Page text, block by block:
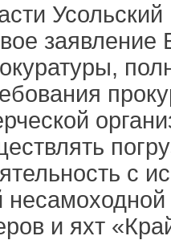
Усольский
заявление
с
несамоходной
и яхт